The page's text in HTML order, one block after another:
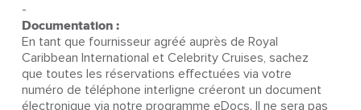
-
Documentation :
En tant que fournisseur agréé auprès de Royal
Caribbean International et Celebrity Cruises, sachez
que toutes les réservations effectuées via votre
numéro de téléphone interligne créeront un document
électronique via notre programme eDocs. Il ne sera pas